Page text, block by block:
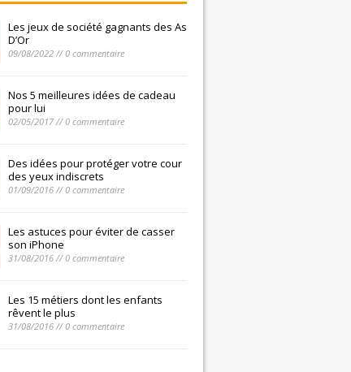
Les jeux de société gagnants des As
D’Or
09/08/2022 // 0 commentaire
Nos 5 meilleures idées de cadeau
pour lui
02/05/2017 // 0 commentaire
Des idées pour protéger votre cour
des yeux indiscrets
01/09/2016 // 0 commentaire
Les astuces pour éviter de casser
son iPhone
31/08/2016 // 0 commentaire
Les 15 métiers dont les enfants
rêvent le plus
31/08/2016 // 0 commentaire